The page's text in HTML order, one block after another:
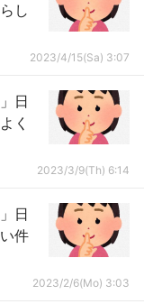
し
2023/4/15(Sa) 3:07
日
く
2023/3/9(Th) 6:14
日
件
2023/2/6(Mo) 3:03